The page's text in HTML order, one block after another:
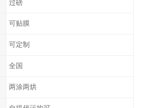
过磅
可贴膜
可定制
全国
两涂两烘